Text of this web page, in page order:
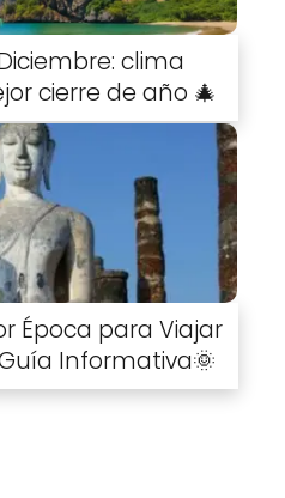
clima
cierre de año 🎄
Época para Viajar
Informativa🌞